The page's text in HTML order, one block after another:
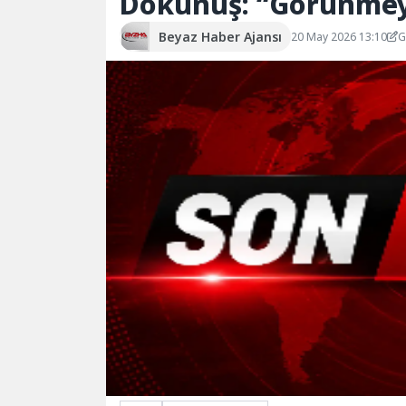
Beyaz Haber Ajansı 20 May 2026 13:10